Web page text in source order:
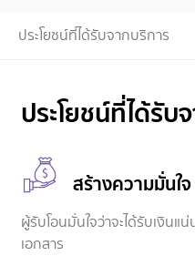
ประโยชน์ที่ได้รับจากบริการ
ประโยชน์ที่ได้รับ
สร้างความมั่นใจ
ผู้รับโอนมั่นใจว่าจะได้รับเงินแ
เอกสาร